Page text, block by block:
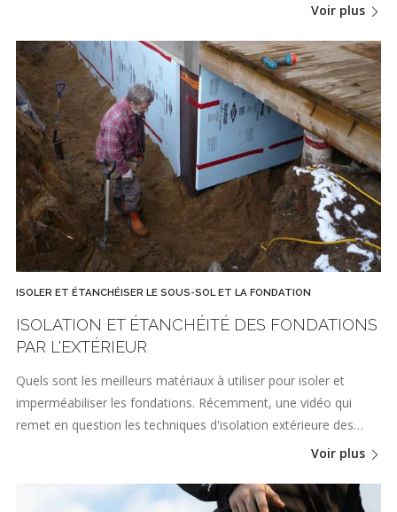
Voir plus
ISOLER ET ÉTANCHÉISER LE SOUS-SOL ET LA FONDATION
ISOLATION ET ÉTANCHÉITÉ DES FONDATIONS
PAR L'EXTÉRIEUR
Quels sont les meilleurs matériaux à utiliser pour isoler et
imperméabiliser les fondations. Récemment, une vidéo qui
remet en question les techniques d'isolation extérieure des…
Voir plus